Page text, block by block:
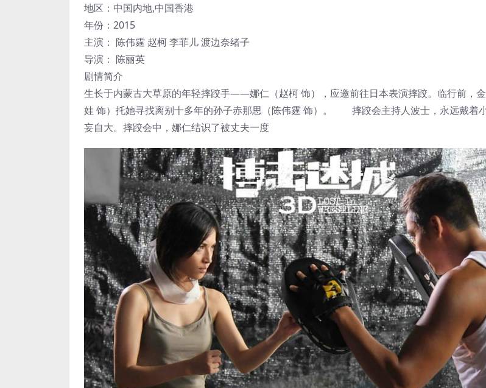
地区：中国内地,中国香港
年份：2015
主演： 陈伟霆 赵柯 李菲儿 渡边奈绪子
导演： 陈丽英
剧情简介
生长于内蒙古大草原的年轻摔跤手——娜仁（赵柯 饰），应邀前往日本表演摔跤。临行前，
娃 饰）托她寻找离别十多年的孙子赤那思（陈伟霆 饰）。 摔跤会主持人波士，永远戴着
妄自大。摔跤会中，娜仁结识了被丈夫一度